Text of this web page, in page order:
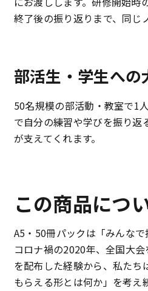
終了後の振り返りまで、同じ
部活生・学生への
50名規模の部活動・教室で1
で自分の練習や学びを振り返
が支えてくれます。
この商品につ
A5・50冊パックは「みんなで
コロナ禍の2020年、全国大
を配布した経験から、私たち
もらえる形とは何か」を考え